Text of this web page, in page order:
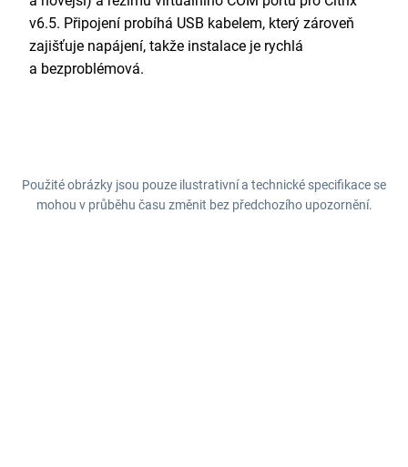
v6.5. Připojení probíhá USB kabelem, který zároveň
zajišťuje napájení, takže instalace je rychlá
a bezproblémová.
Použité obrázky jsou pouze ilustrativní a technické specifikace se
mohou v průběhu času změnit bez předchozího upozornění.